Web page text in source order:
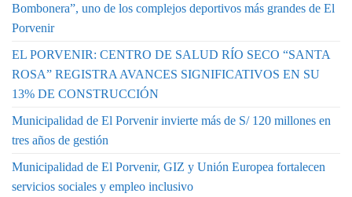
Bombonera”, uno de los complejos deportivos más grandes de El
Porvenir
EL PORVENIR: CENTRO DE SALUD RÍO SECO “SANTA
ROSA” REGISTRA AVANCES SIGNIFICATIVOS EN SU
13% DE CONSTRUCCIÓN
Municipalidad de El Porvenir invierte más de S/ 120 millones en
tres años de gestión
Municipalidad de El Porvenir, GIZ y Unión Europea fortalecen
servicios sociales y empleo inclusivo